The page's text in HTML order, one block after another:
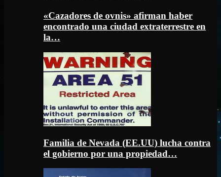
«Cazadores de ovnis» afirman haber
encontrado una ciudad extraterrestre en
la…
Familia de Nevada (EE.UU) lucha contra
el gobierno por una propiedad…